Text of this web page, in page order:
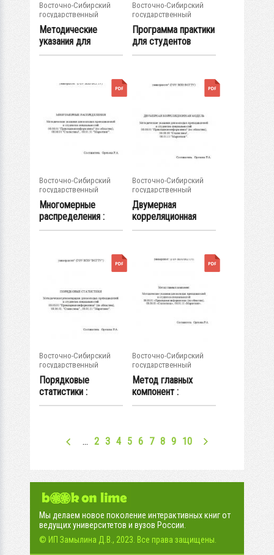
Восточно-Сибирский
государственный
университет...
Методические
указания для
выполнения
Восточно-Сибирский
государственный
университет...
Программа практики
для студентов
дневного...
Восточно-Сибирский
государственный
университет...
Многомерные
распределения :
методические
Восточно-Сибирский
государственный
университет...
Двумерная
корреляционная
модель : метод.
Восточно-Сибирский
государственный
университет...
Порядковые
статистики :
методические
Восточно-Сибирский
государственный
университет...
Метод главных
компонент :
методические
… 2 3 4 5 6 7 8 9 10
Мы делаем новое поколение интерактивных книг от
ведущих университетов и вузов России.
© ИП Замылина Д.В., 2023. Все права защищены.